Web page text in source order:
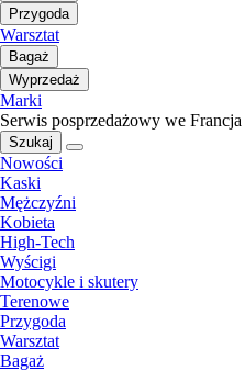
Przygoda
Warsztat
Bagaż
Wyprzedaż
Marki
Serwis posprzedażowy we Francja
Szukaj
Nowości
Kaski
Mężczyźni
Kobieta
High-Tech
Wyścigi
Motocykle i skutery
Terenowe
Przygoda
Warsztat
Bagaż